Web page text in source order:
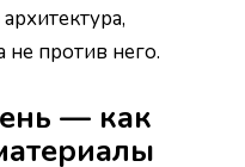
не против него.
— как